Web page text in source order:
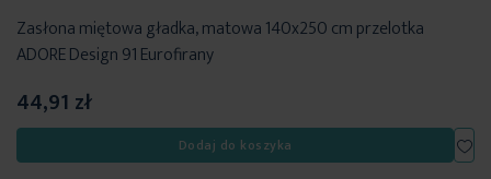
Zasłona miętowa gładka, matowa 140x250 cm przelotka
ADORE Design 91 Eurofirany
44,91 zł
Dodaj do koszyka